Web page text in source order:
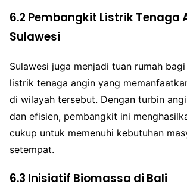
6.2 Pembangkit Listrik Tenaga
Sulawesi
Sulawesi juga menjadi tuan rumah
listrik tenaga angin yang
di wilayah tersebut. Dengan turbin
dan efisien, pembangkit ini
cukup untuk memenuhi kebutuhan
setempat.
6.3 Inisiatif Biomassa di Bali